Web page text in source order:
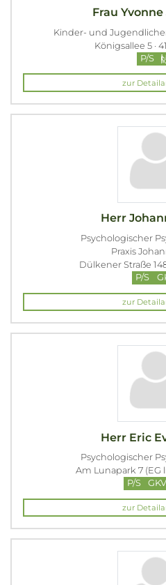
Frau
Kinder- und
Königsallee 5 ·
P/S
zur
Herr
Psychologischer
Praxis
Dülkener Straße
P/S
zur
Herr Eric
Psychologischer
Am Lunapark 7 (EG
P/S
GKV
zur